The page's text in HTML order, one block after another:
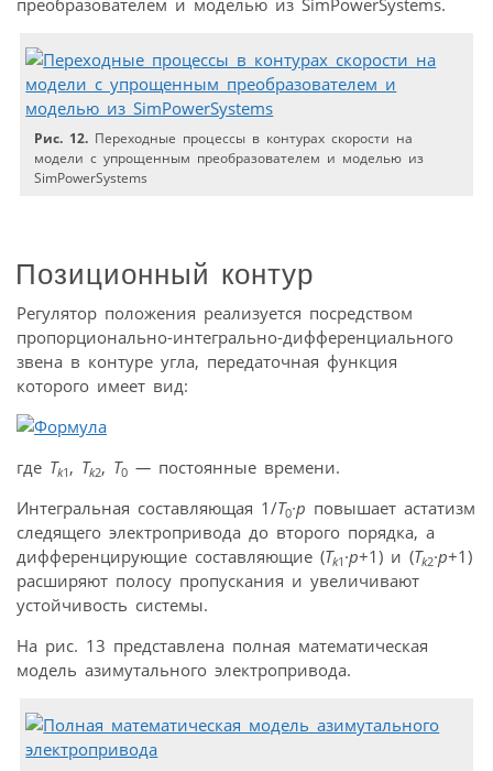
Рис. 12. Переходные процессы в контурах скорости на
модели с упрощенным преобразователем и моделью из
SimPowerSystems
Позиционный контур
Регулятор положения реализуется посредством
пропорционально-интегрально-дифференциального
звена в контуре угла, передаточная функция
которого имеет вид:
где Тk1 , Тk2, Т0 — постоянные времени.
Интегральная составляющая 1/T0∙p повышает астатизм
следящего электропривода до второго порядка, а
дифференцирующие составляющие (Tk1 ·p+1) и (Tk2·p+1)
расширяют полосу пропускания и увеличивают
устойчивость системы.
На рис. 13 представлена полная математическая
модель азимутального электропривода.